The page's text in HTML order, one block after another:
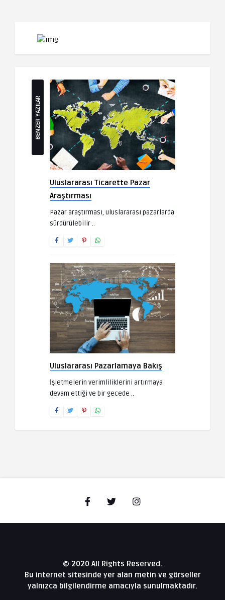
BENZER YAZILAR
Uluslararası Ticarette Pazar
Araştırması
Pazar araştırması, uluslararası pazarlarda
sürdürülebilir ..
Uluslararası Pazarlamaya Bakış
İşletmelerin verimliliklerini artırmaya
devam ettiği ve bir gecede ..
© 2020 All Rights Reserved.
Bu internet sitesinde yer alan metin ve görseller
yalnızca bilgilendirme amacıyla sunulmaktadır.